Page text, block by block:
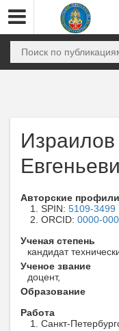
Израилов
Авторские профили
SPIN: 5109-3499
ORCID: 0000-
Ученая степень
кандидат
Ученое звание
доцент,
Образование
Работа
Санкт-